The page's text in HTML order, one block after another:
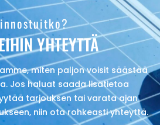
YHTEYTTÄ
miten paljon voisit säästää
Jos haluat saada lisätietoa
tarjouksen tai varata ajan
niin ota rohkeasti yhteyttä.